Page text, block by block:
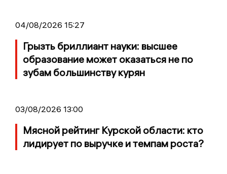
04/08/2026 15:27
Грызть бриллиант науки: высшее
образование может оказаться не по
зубам большинству курян
03/08/2026 13:00
Мясной рейтинг Курской области: кто
лидирует по выручке и темпам роста?